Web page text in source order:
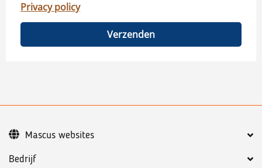
Privacy policy
Verzenden
Bedrijf
Mascus websites